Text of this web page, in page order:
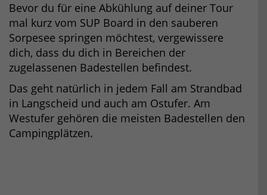
Bevor du für eine Abkühlung auf deiner Tour
mal kurz vom SUP Board in den sauberen
Sorpesee springen möchtest, vergewissere
dich, dass du dich in Bereichen der
zugelassenen Badestellen befindest.
Das geht natürlich in jedem Fall am Strandbad
in Langscheid und auch am Ostufer. Am
Westufer gehören die meisten Badestellen den
Campingplätzen.